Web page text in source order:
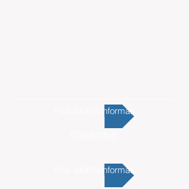
Plus d&#39;information
Plus d&#39;information